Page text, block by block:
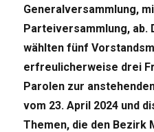
Generalversammlung,
Parteiversammlung, ab.
wählten fünf
erfreulicherweise drei
Parolen zur
vom 23. April 2024 und
Themen, die den Bezirk